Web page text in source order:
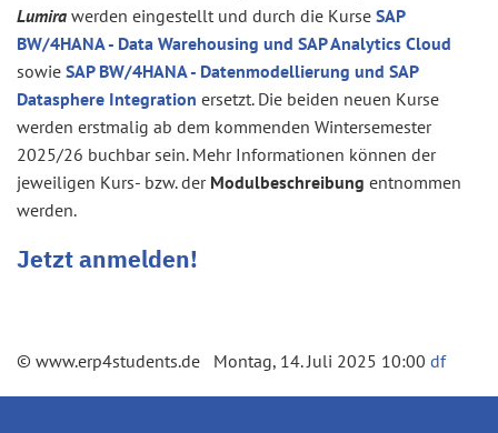
Lumira werden eingestellt und durch die Kurse SAP
BW/4HANA - Data Warehousing und SAP Analytics Cloud
sowie SAP BW/4HANA - Datenmodellierung und SAP
Datasphere Integration ersetzt. Die beiden neuen Kurse
werden erstmalig ab dem kommenden Wintersemester
2025/26 buchbar sein. Mehr Informationen können der
jeweiligen Kurs- bzw. der Modulbeschreibung entnommen
werden.
Jetzt anmelden!
© www.erp4students.de Montag, 14. Juli 2025 10:00 df